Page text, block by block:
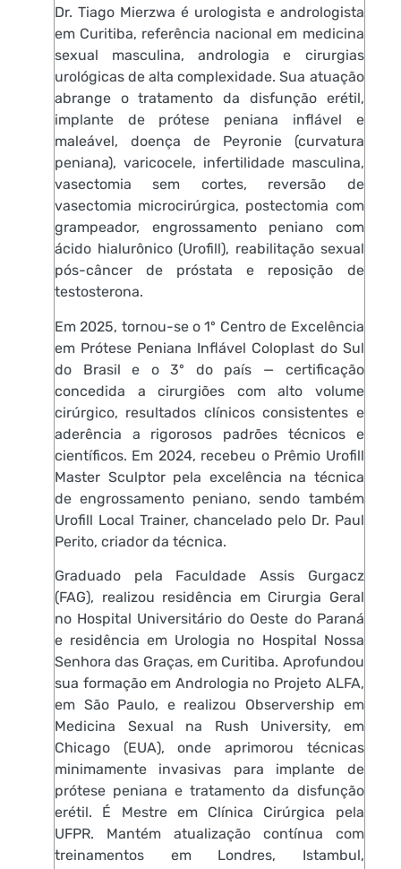
Dr. Tiago Mierzwa é urologista e andrologista
em Curitiba, referência nacional em medicina
sexual masculina, andrologia e cirurgias
urológicas de alta complexidade. Sua atuação
abrange o tratamento da disfunção erétil,
implante de prótese peniana inflável e
maleável, doença de Peyronie (curvatura
peniana), varicocele, infertilidade masculina,
vasectomia sem cortes, reversão de
vasectomia microcirúrgica, postectomia com
grampeador, engrossamento peniano com
ácido hialurônico (Urofill), reabilitação sexual
pós-câncer de próstata e reposição de
testosterona.
Em 2025, tornou-se o 1º Centro de Excelência
em Prótese Peniana Inflável Coloplast do Sul
do Brasil e o 3º do país — certificação
concedida a cirurgiões com alto volume
cirúrgico, resultados clínicos consistentes e
aderência a rigorosos padrões técnicos e
científicos. Em 2024, recebeu o Prêmio Urofill
Master Sculptor pela excelência na técnica
de engrossamento peniano, sendo também
Urofill Local Trainer, chancelado pelo Dr. Paul
Perito, criador da técnica.
Graduado pela Faculdade Assis Gurgacz
(FAG), realizou residência em Cirurgia Geral
no Hospital Universitário do Oeste do Paraná
e residência em Urologia no Hospital Nossa
Senhora das Graças, em Curitiba. Aprofundou
sua formação em Andrologia no Projeto ALFA,
em São Paulo, e realizou Observership em
Medicina Sexual na Rush University, em
Chicago (EUA), onde aprimorou técnicas
minimamente invasivas para implante de
prótese peniana e tratamento da disfunção
erétil. É Mestre em Clínica Cirúrgica pela
UFPR. Mantém atualização contínua com
treinamentos em Londres, Istambul,